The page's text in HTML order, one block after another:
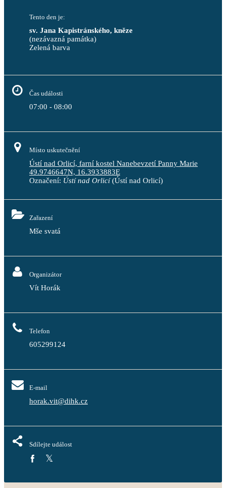
Tento den je:
sv. Jana Kapistránského, kněze
(nezávazná památka)
Zelená barva
Čas události
07:00 - 08:00
Místo uskutečnění
Ústí nad Orlicí, farní kostel Nanebevzetí Panny Marie
49.9746647N, 16.3933883E
Označení: Ústí nad Orlicí(Ústí nad Orlicí)
Zařazení
Mše svatá
Organizátor
Vít Horák
Telefon
605299124
E-mail
horak.vit@dihk.cz
Sdílejte událost